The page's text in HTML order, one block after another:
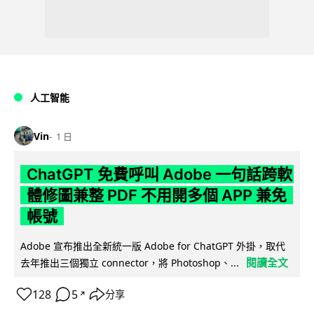
人工智能
Vin 1 日
ChatGPT 免費呼叫 Adobe 一句話跨軟
體修圖兼整 PDF 不用開多個 APP 兼免
帳號
Adobe 宣布推出全新統一版 Adobe for ChatGPT 外掛，取代
去年推出三個獨立 connector，將 Photoshop、...
閱讀全文
128 5 ↗ 分享